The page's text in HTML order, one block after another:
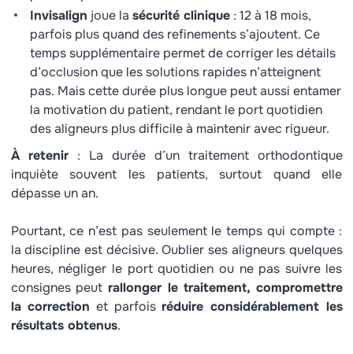
Invisalign joue la sécurité clinique: 12 à 18 mois,
parfois plus quand des refinements s’ajoutent. Ce
temps supplémentaire permet de corriger les détails
d’occlusion que les solutions rapides n’atteignent
pas. Mais cette durée plus longue peut aussi entamer
la motivation du patient, rendant le port quotidien
des aligneurs plus difficile à maintenir avec rigueur.
À retenir: La durée d’un traitement orthodontique
inquiète souvent les patients, surtout quand elle
dépasse un an.
Pourtant, ce n’est pas seulement le temps qui compte :
la discipline est décisive. Oublier ses aligneurs quelques
heures, négliger le port quotidien ou ne pas suivre les
consignes peutrallonger le traitement, compromettre
la correction et parfoisréduire considérablement les
résultats obtenus.